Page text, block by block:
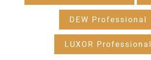
DEW Professional
LUXOR Professional